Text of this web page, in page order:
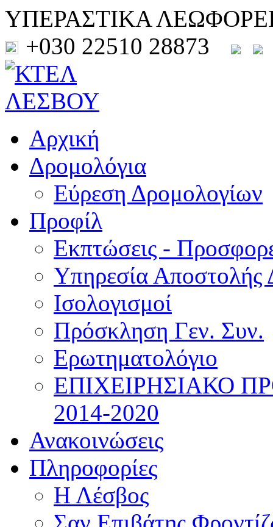
ΥΠΕΡΑΣΤΙΚΑ
+030 22510 28873
Αρχική
Δρομολόγια
Εύρεση Δρομολογίων
Προφίλ
Εκπτώσεις -
Υπηρεσία Αποστολής
Ισολογισμοί
Πρόσκληση Γεν. Συν.
Ερωτηματολόγιο
ΕΠΙΧΕΙΡΗΣΙΑΚΟ
2014-2020
Ανακοινώσεις
Πληροφορίες
Η Λέσβος